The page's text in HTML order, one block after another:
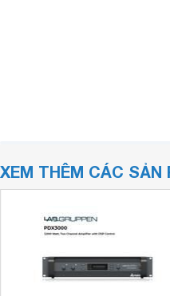
XEM THÊM CÁC